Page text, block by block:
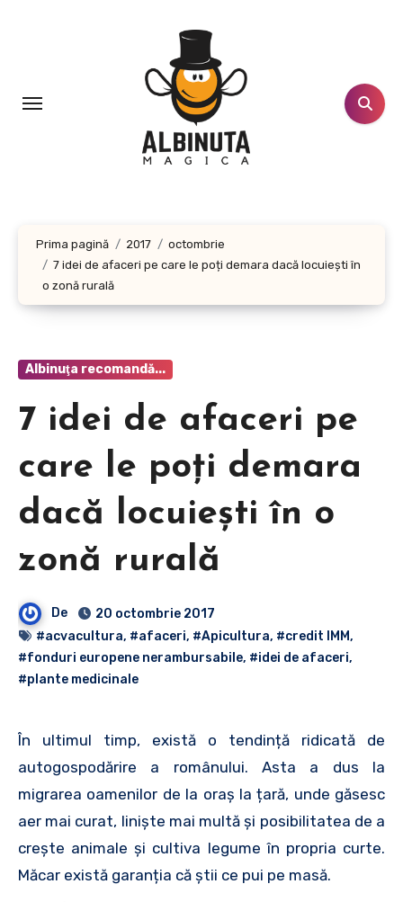
Prima pagină 2017
octombrie
7 idei de afaceri pe care le poți demara dacă locuiești în
o zonă rurală
Albinuţa recomandă...
7 idei de afaceri pe
care le poți demara
dacă locuiești în o
zonă rurală
De
20 octombrie 2017
#acvacultura, #afaceri, #Apicultura, #credit IMM,
#fonduri europene nerambursabile, #idei de afaceri,
#plante medicinale
În ultimul timp, există o tendință ridicată de
autogospodărire a românului. Asta a dus la
migrarea oamenilor de la oraș la țară, unde găsesc
aer mai curat, liniște mai multă și posibilitatea de a
crește animale și cultiva legume în propria curte.
Măcar există garanția că știi ce pui pe masă.